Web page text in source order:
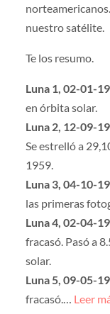
nuestro satélite.
Te los resumo.
Luna 1, 02-01-
en órbita solar.
Luna 2, 12-09-
Se estrelló a
1959.
Luna 3, 04-10-
las primeras
Luna 4, 02-04-
fracasó. Pasó a
solar.
Luna 5, 09-05-
fracasó.… Leer